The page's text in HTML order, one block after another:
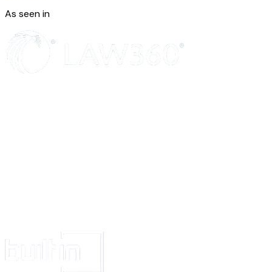
Le Cédant se déclare pleinement rempli de ses droits au titre des cessions
vertu du Contrat et s'interdit de solliciter ou revendiquer à ce titre toute
rémunération de quelque nature que ce soit.
ARTICLE 5: DÉCLARATIONS ET
Le Cédant garantit à la Société la jouissance pleine et entière, et libre de
limiter la portée des droits cédés à la Société.
ARTICLE 6: CLAUSES GÉNÉERALES
Si une ou plusieurs stipulations des présentes étaient tenues pour nulles
As seen in